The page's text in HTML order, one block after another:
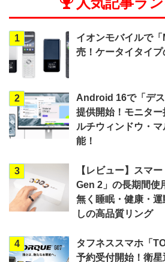
1
イオンモバイルで
売！ケータイタイプ
2
Android 16で「デ
提供開始！モニタ
ルチウィンドウ・
能！
3
【レビュー】スマ
Gen 2」の長期間使
無く睡眠・健康・
しの高品質リング
4
タフネススマホ「
予約受付開始！衛